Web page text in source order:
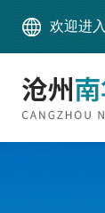
欢迎进